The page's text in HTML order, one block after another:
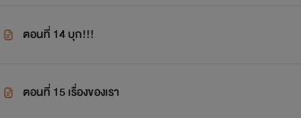
ฮิเมะโมเอะ-ↀωↀ-
ตอนที่ 14 บุก!!!
ตอนที่ 15 เรื่องของเรา